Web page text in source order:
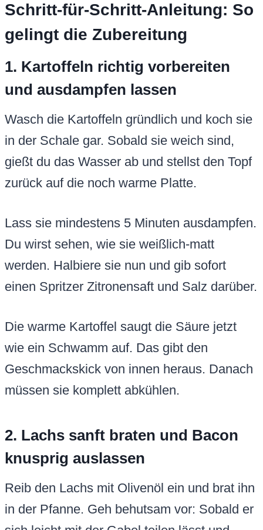
Schritt-für-Schritt-Anleitung: So
gelingt die Zubereitung
1. Kartoffeln richtig vorbereiten
und ausdampfen lassen
Wasch die Kartoffeln gründlich und koch sie
in der Schale gar. Sobald sie weich sind,
gießt du das Wasser ab und stellst den Topf
zurück auf die noch warme Platte.
Lass sie mindestens 5 Minuten ausdampfen.
Du wirst sehen, wie sie weißlich-matt
werden. Halbiere sie nun und gib sofort
einen Spritzer Zitronensaft und Salz darüber.
Die warme Kartoffel saugt die Säure jetzt
wie ein Schwamm auf. Das gibt den
Geschmackskick von innen heraus. Danach
müssen sie komplett abkühlen.
2. Lachs sanft braten und Bacon
knusprig auslassen
Reib den Lachs mit Olivenöl ein und brat ihn
in der Pfanne. Geh behutsam vor: Sobald er